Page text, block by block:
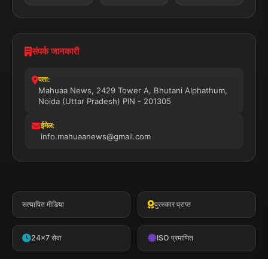
संपर्क जानकारी
पता:
Mahuaa News, 2429 Tower A, Bhutani Alphathum,
Noida (Uttar Pradesh) PIN - 201305
ईमेल:
info.mahuaanews@gmail.com
सत्यापित मीडिया पुरस्कार प्राप्त
24x7 सेवा ISO प्रमाणित